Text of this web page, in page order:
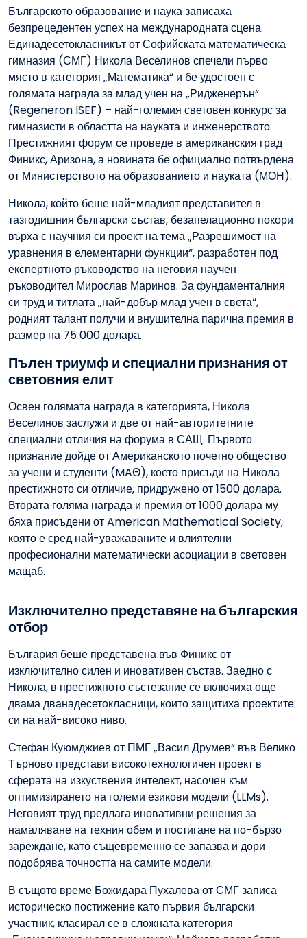
Българското образование и наука записаха
безпрецедентен успех на международната сцена.
Единадесетокласникът от Софийската математическа
гимназия (СМГ) Никола Веселинов спечели първо
място в категория „Математика“ и бе удостоен с
голямата награда за млад учен на „Ридженерън“
(Regeneron ISEF) – най-големия световен конкурс за
гимназисти в областта на науката и инженерството.
Престижният форум се проведе в американския град
Финикс, Аризона, а новината бе официално потвърдена
от Министерството на образованието и науката (МОН).
Никола, който беше най-младият представител в
тазгодишния български състав, безапелационно покори
върха с научния си проект на тема „Разрешимост на
уравнения в елементарни функции“, разработен под
експертното ръководство на неговия научен
ръководител Мирослав Маринов. За фундаменталния
си труд и титлата „най-добър млад учен в света“,
родният талант получи и внушителна парична премия в
размер на 75 000 долара.
Пълен триумф и специални признания от
световния елит
Освен голямата награда в категорията, Никола
Веселинов заслужи и две от най-авторитетните
специални отличия на форума в САЩ. Първото
признание дойде от Американското почетно общество
за учени и студенти (MAΘ), което присъди на Никола
престижното си отличие, придружено от 1500 долара.
Втората голяма награда и премия от 1000 долара му
бяха присъдени от American Mathematical Society,
която е сред най-уважаваните и влиятелни
професионални математически асоциации в световен
мащаб.
Изключително представяне на българския
отбор
България беше представена във Финикс от
изключително силен и иновативен състав. Заедно с
Никола, в престижното състезание се включиха още
двама дванадесетокласници, които защитиха проектите
си на най-високо ниво.
Стефан Куюмджиев от ПМГ „Васил Друмев“ във Велико
Търново представи високотехнологичен проект в
сферата на изкуствения интелект, насочен към
оптимизирането на големи езикови модели (LLMs).
Неговият труд предлага иновативни решения за
намаляване на техния обем и постигане на по-бързо
зареждане, като същевременно се запазва и дори
подобрява точността на самите модели.
В същото време Божидара Пухалева от СМГ записа
историческо постижение като първия български
участник, класирал се в сложната категория